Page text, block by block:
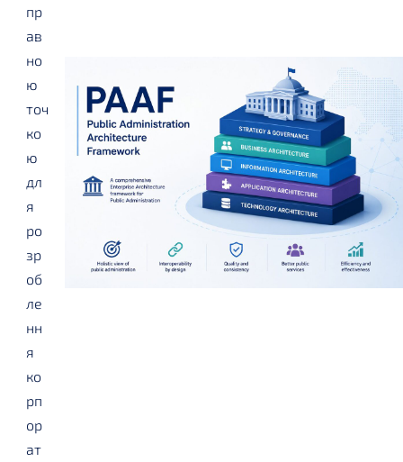
пр
ав
но
ю
точ
ко
ю
дл
я
ро
зр
об
ле
нн
я
ко
рп
ор
ат